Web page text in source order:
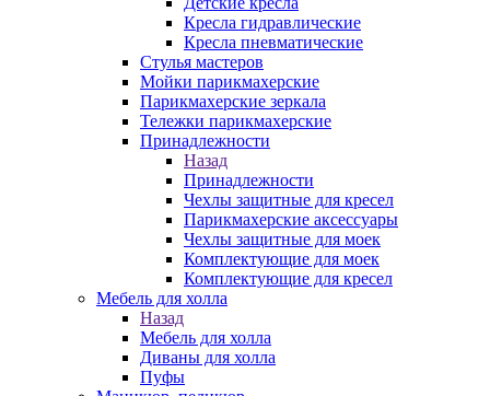
Кресла гидравлические
Кресла пневматические
Стулья мастеров
Мойки парикмахерские
Парикмахерские зеркала
Тележки парикмахерские
Принадлежности
Назад
Принадлежности
Чехлы защитные для кресел
Парикмахерские аксессуары
Чехлы защитные для моек
Комплектующие для моек
Комплектующие для кресел
Мебель для холла
Назад
Мебель для холла
Диваны для холла
Пуфы